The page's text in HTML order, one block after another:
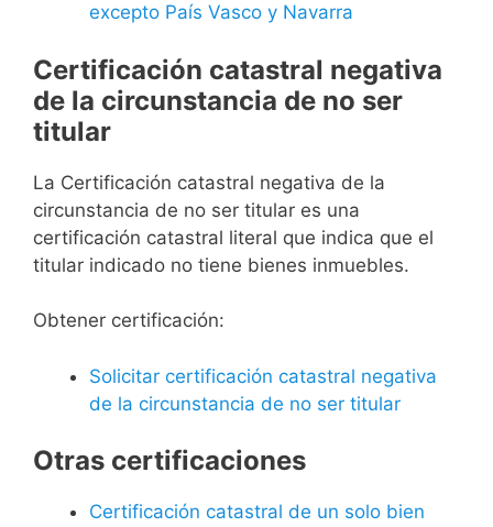
excepto País Vasco y Navarra
Certificación catastral negativa
de la circunstancia de no ser
titular
La Certificación catastral negativa de la
circunstancia de no ser titular es una
certificación catastral literal que indica que el
titular indicado no tiene bienes inmuebles.
Obtener certificación:
Solicitar certificación catastral negativa
de la circunstancia de no ser titular
Otras certificaciones
Certificación catastral de un solo bien